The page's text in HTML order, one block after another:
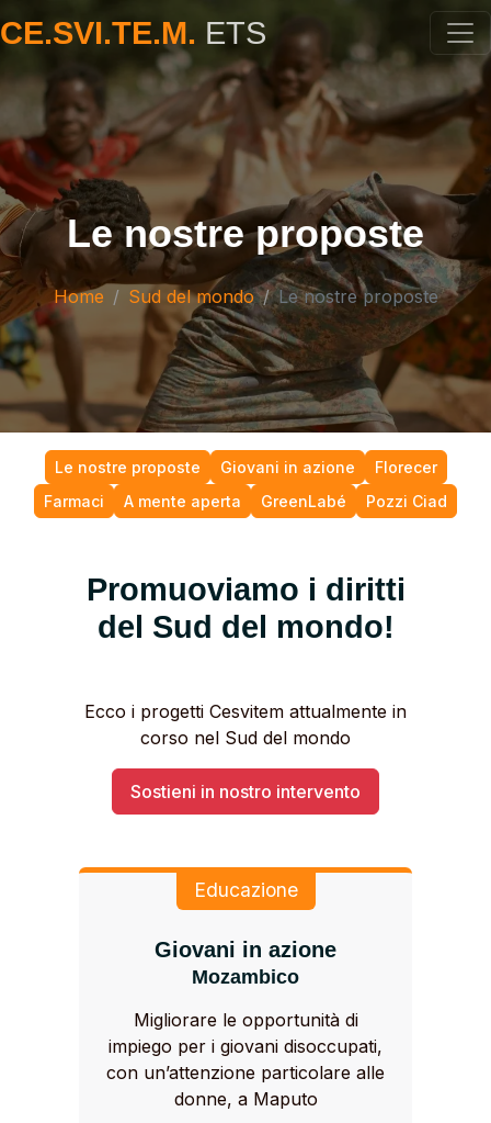
CE.SVI.TE.M. ETS
Le nostre proposte
Home Sud del mondo Le nostre proposte
Le nostre proposte Giovani in azione
Florecer
Farmaci
A mente aperta GreenLabé Pozzi Ciad
Promuoviamo i diritti
del Sud del mondo!
Ecco i progetti Cesvitem attualmente in
corso nel Sud del mondo
Sostieni in nostro intervento
Educazione
Giovani in azione
Mozambico
Migliorare le opportunità di
impiego per i giovani disoccupati,
con un’attenzione particolare alle
donne, a Maputo